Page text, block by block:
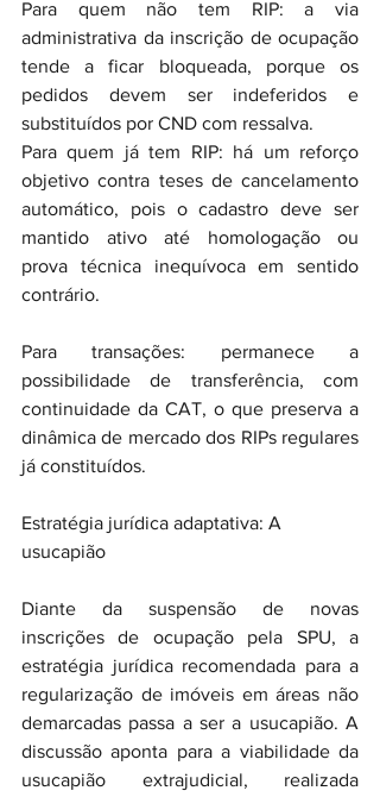
Para quem não tem RIP: a via
administrativa da inscrição de ocupação
tende a ficar bloqueada, porque os
pedidos devem ser indeferidos e
substituídos por CND com ressalva.
Para quem já tem RIP: há um reforço
objetivo contra teses de cancelamento
automático, pois o cadastro deve ser
mantido ativo até homologação ou
prova técnica inequívoca em sentido
contrário.
Para transações: permanece a
possibilidade de transferência, com
continuidade da CAT, o que preserva a
dinâmica de mercado dos RIPs regulares
já constituídos.
Estratégia jurídica adaptativa: A
usucapião
Diante da suspensão de novas
inscrições de ocupação pela SPU, a
estratégia jurídica recomendada para a
regularização de imóveis em áreas não
demarcadas passa a ser a usucapião. A
discussão aponta para a viabilidade da
usucapião extrajudicial, realizada